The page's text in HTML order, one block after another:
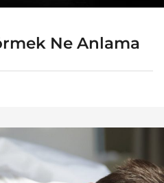
Ne Anlama